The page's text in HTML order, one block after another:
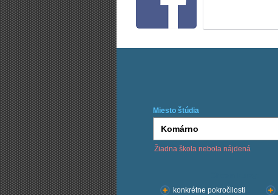
Miesto štúdia
Žiadna škola nebola nájdená
konkrétne pokročilosti